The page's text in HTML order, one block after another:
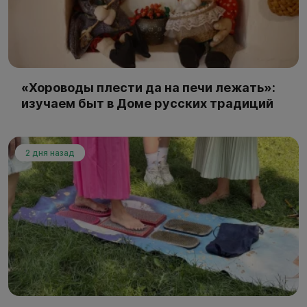
«Хороводы плести да на печи лежать»:
изучаем быт в Доме русских традиций
2 дня назад